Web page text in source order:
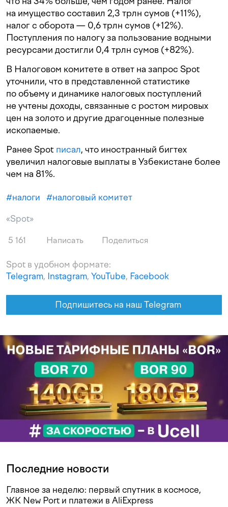
на имущество составил 2,3 трлн сумов (+11%),
налог с оборота — 0,6 трлн сумов (+12%).
Поступления по налогу за пользование водными
ресурсами достигли 0,4 трлн сумов (+82%).
В Налоговом комитете в ответ на запрос Spot
уточнили, что в представленной статистике
по объему и динамике налоговых поступлений
не учтены доходы, связанные с ростом мировых
цен на золото и другие драгоценные полезные
ископаемые.
Ранее Spot писал, что иностранный бигтех
увеличил налоговые выплаты в Узбекистане более
чем на 81%.
#налоги #налоговый комитет
«Spot»
5 161 Написать Поделиться
Spot в удобном формате:
Telegram, Instagram, YouTube, Facebook
Подпишитесь на наш Telegram
Последние новости
Главное за неделю: первый спутник в космосе,
ЖК New Port и платежи в AliExpress